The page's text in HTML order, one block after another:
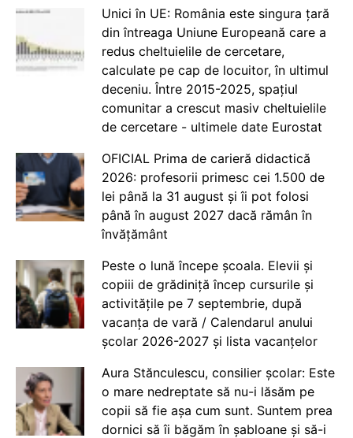
Unici în UE: România este singura țară
din întreaga Uniune Europeană care a
redus cheltuielile de cercetare,
calculate pe cap de locuitor, în ultimul
deceniu. Între 2015-2025, spațiul
comunitar a crescut masiv cheltuielile
de cercetare - ultimele date Eurostat
OFICIAL Prima de carieră didactică
2026: profesorii primesc cei 1.500 de
lei până la 31 august și îi pot folosi
până în august 2027 dacă rămân în
învățământ
Peste o lună începe școala. Elevii și
copiii de grădiniță încep cursurile și
activitățile pe 7 septembrie, după
vacanța de vară / Calendarul anului
școlar 2026-2027 și lista vacanțelor
Aura Stănculescu, consilier școlar: Este
o mare nedreptate să nu-i lăsăm pe
copii să fie așa cum sunt. Suntem prea
dornici să îi băgăm în șabloane și să-i